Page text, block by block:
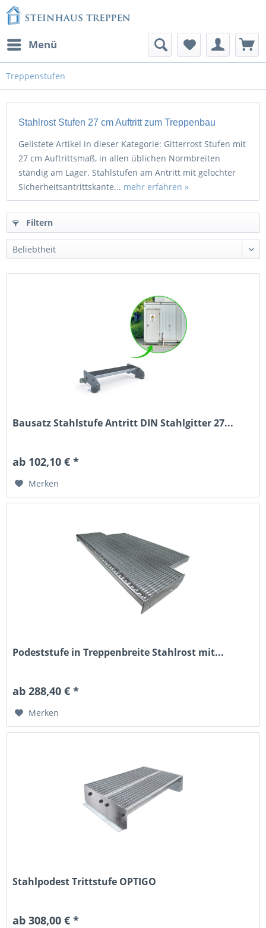
Menü
Treppenstufen
Stahlrost Stufen 27 cm Auftritt zum Treppenbau
Gelistete Artikel in dieser Kategorie: Gitterrost Stufen mit
27 cm Auftrittsmaß, in allen üblichen Normbreiten
ständig am Lager. Stahlstufen am Antritt mit gelochter
Sicherheitsantrittskante... mehr erfahren »
Filtern
Bausatz Stahlstufe Antritt DIN Stahlgitter 27...
ab 102,10 € *
Merken
Podeststufe in Treppenbreite Stahlrost mit...
ab 288,40 € *
Merken
Stahlpodest Trittstufe OPTIGO
ab 308,00 € *